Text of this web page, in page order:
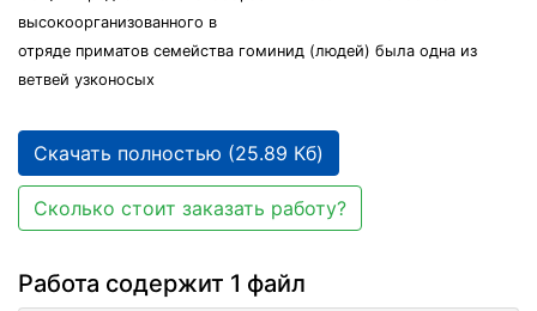
высокоорганизованного в
отряде приматов семейства гоминид (людей) была одна из
ветвей узконосых
Скачать полностью (25.89 Кб)
Сколько стоит заказать работу?
Работа содержит 1 файл